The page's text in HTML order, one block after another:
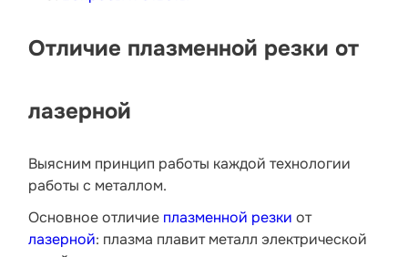
Отличие плазменной резки от
лазерной
Выясним принцип работы каждой технологии
работы с металлом.
Основное отличие плазменной резки от
лазерной: плазма плавит металл электрической